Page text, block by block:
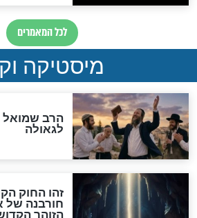
"לפני הגאולה
והכחשה גדולה
האמונה"
האם לאחר בוא
אפשר לחזור